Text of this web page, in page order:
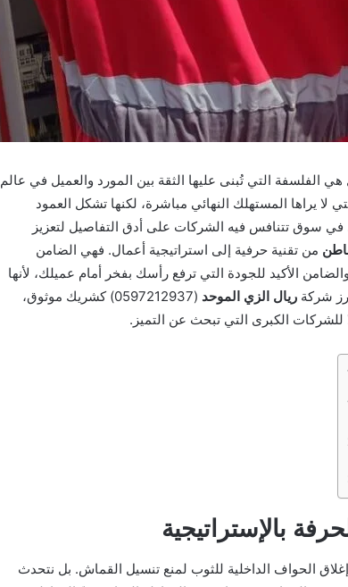
التي تُبنى عليها الثقة بين المورد والعميل في عالم
لا يراها المستهلك النهائي مباشرة، لكنها تشكل العمود
سوق تتنافس فيه الشركات على أدق التفاصيل لتعزيز
من تقنية حرفية إلى استراتيجية أعمال. فهي الضامن
الأكيد للجودة التي ترفع رأسك بفخر أمام عميلك، لأنها
شركة ريال الزي الموحد
(0597212937) كشريك موثوق،
للشركات الكبرى التي تبحث عن التميز.
بالإستراتيجية
الحواف الداخلية للثوب لمنع تنسيل القماش. بل نتحدث